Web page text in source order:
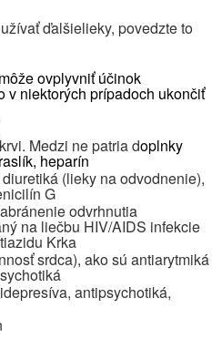
ďalšielieky, povedzteto
ovplyvniť účinok
v niektorých prípadoch ukončiť
Medzi ne patria doplnky
heparín
(lieky na odvodnenie),
G
odvrhnutia
na liečbu HIV/AIDS infekcie
Krka
srdca), ako sú antiarytmiká
antipsychotiká,